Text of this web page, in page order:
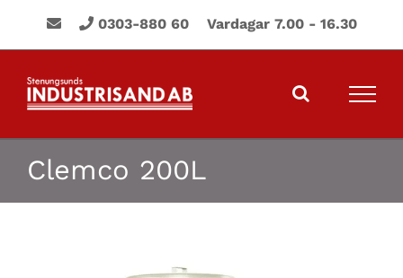
0303-880 60 Vardagar 7.00 - 16.30
Clemco 200L